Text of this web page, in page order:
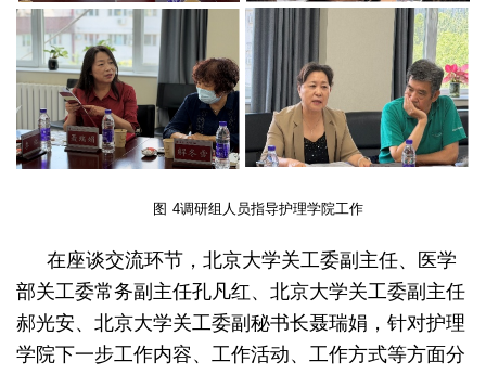
图 4调研组人员指导护理学院工作
在座谈交流环节，北京大学关工委副主任、医学
部关工委常务副主任孔凡红、北京大学关工委副主任
郝光安、北京大学关工委副秘书长聂瑞娟，针对护理
学院下一步工作内容、工作活动、工作方式等方面分